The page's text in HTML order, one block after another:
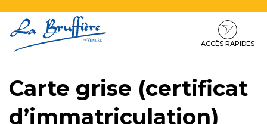
au
contenu
au
ACCÈS RAPIDES
Carte grise (certificat
d’immatriculation)